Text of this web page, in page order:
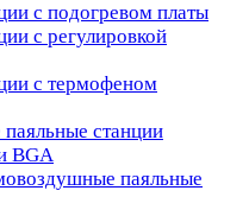
с подогревом платы
с регулировкой
с термофеном
станции
BGA
паяльные